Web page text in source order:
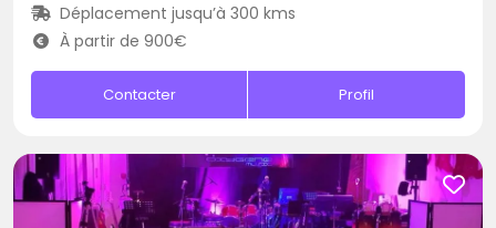
Déplacement jusqu’à 300 kms
À partir de 900€
Contacter Profil